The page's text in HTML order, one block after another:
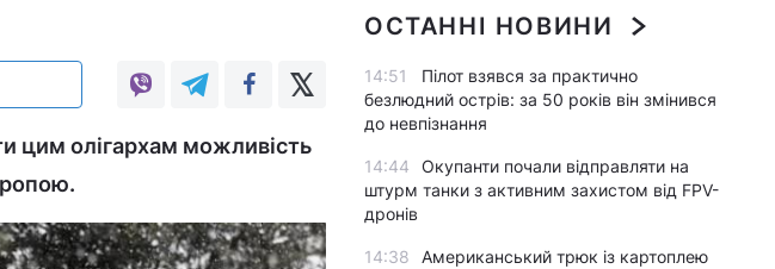
цим олігархам можливість
ОСТАННІ НОВИНИ
14:51
Пілот взявся за практично
безлюдний острів: за 50 років він змінився
до невпізнання
14:44
Окупанти почали відправляти на
штурм танки з активним захистом від FPV-
дронів
14:38
Американський трюк із картоплею